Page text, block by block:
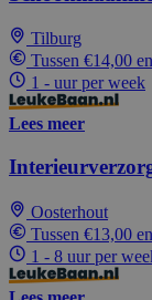
Tilburg
Tussen €14,00
1 - uur per week
Lees meer
Oosterhout
Tussen €13,00
1 - 8 uur per